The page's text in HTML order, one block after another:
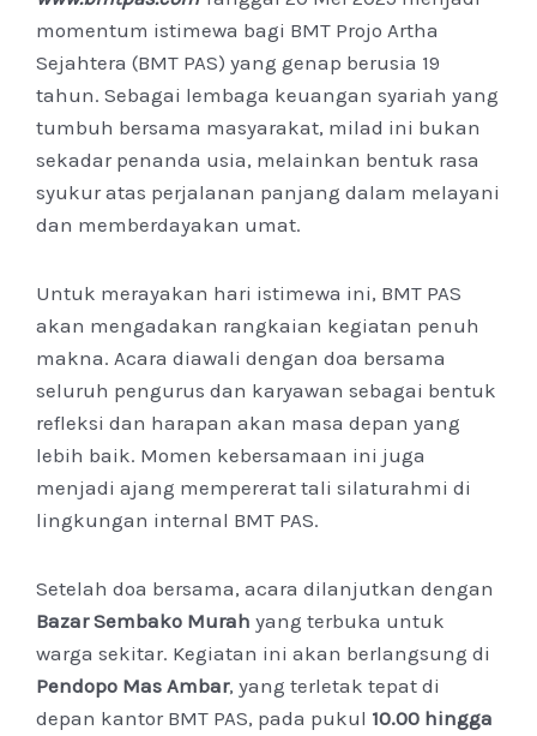
momentum istimewa bagi BMT Projo Artha
Sejahtera (BMT PAS) yang genap berusia 19
tahun. Sebagai lembaga keuangan syariah yang
tumbuh bersama masyarakat, milad ini bukan
sekadar penanda usia, melainkan bentuk rasa
syukur atas perjalanan panjang dalam melayani
dan memberdayakan umat.
Untuk merayakan hari istimewa ini, BMT PAS
akan mengadakan rangkaian kegiatan penuh
makna. Acara diawali dengan doa bersama
seluruh pengurus dan karyawan sebagai bentuk
refleksi dan harapan akan masa depan yang
lebih baik. Momen kebersamaan ini juga
menjadi ajang mempererat tali silaturahmi di
lingkungan internal BMT PAS.
Setelah doa bersama, acara dilanjutkan dengan
Bazar Sembako Murah yang terbuka untuk
warga sekitar. Kegiatan ini akan berlangsung di
Pendopo Mas Ambar, yang terletak tepat di
depan kantor BMT PAS, pada pukul 10.00 hingga